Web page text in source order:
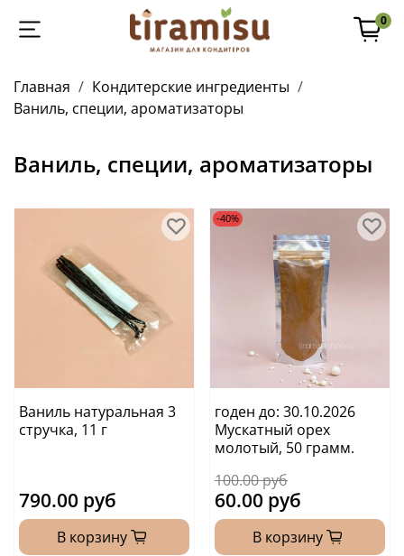
0
Главная
Кондитерские ингредиенты
Ваниль, специи, ароматизаторы
Ваниль, специи, ароматизаторы
Ваниль натуральная 3
стручка, 11 г
790.00 руб
В корзину
-40%
годен до: 30.10.2026
Мускатный орех
молотый, 50 грамм.
100.00 руб
60.00 руб
В корзину